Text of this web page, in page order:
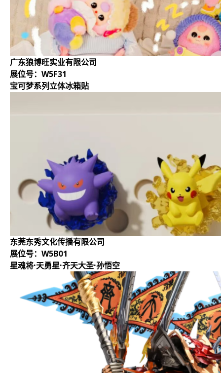
广东狼博旺实业有限公司
展位号：W5F31
宝可梦系列立体冰箱贴
东莞东秀文化传播有限公司
展位号：W5B01
星魂将·天勇星·齐天大圣·孙悟空